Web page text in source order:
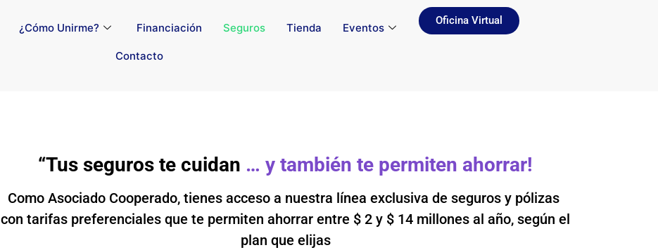
¿Cómo Unirme? Financiación Seguros Tienda Eventos
Contacto
Oficina Virtual
“Tus seguros te cuidan … y también te permiten ahorrar!
Como Asociado Cooperado, tienes acceso a nuestra línea exclusiva de seguros y pólizas
con tarifas preferenciales que te permiten ahorrar entre $ 2 y $ 14 millones al año, según el
plan que elijas